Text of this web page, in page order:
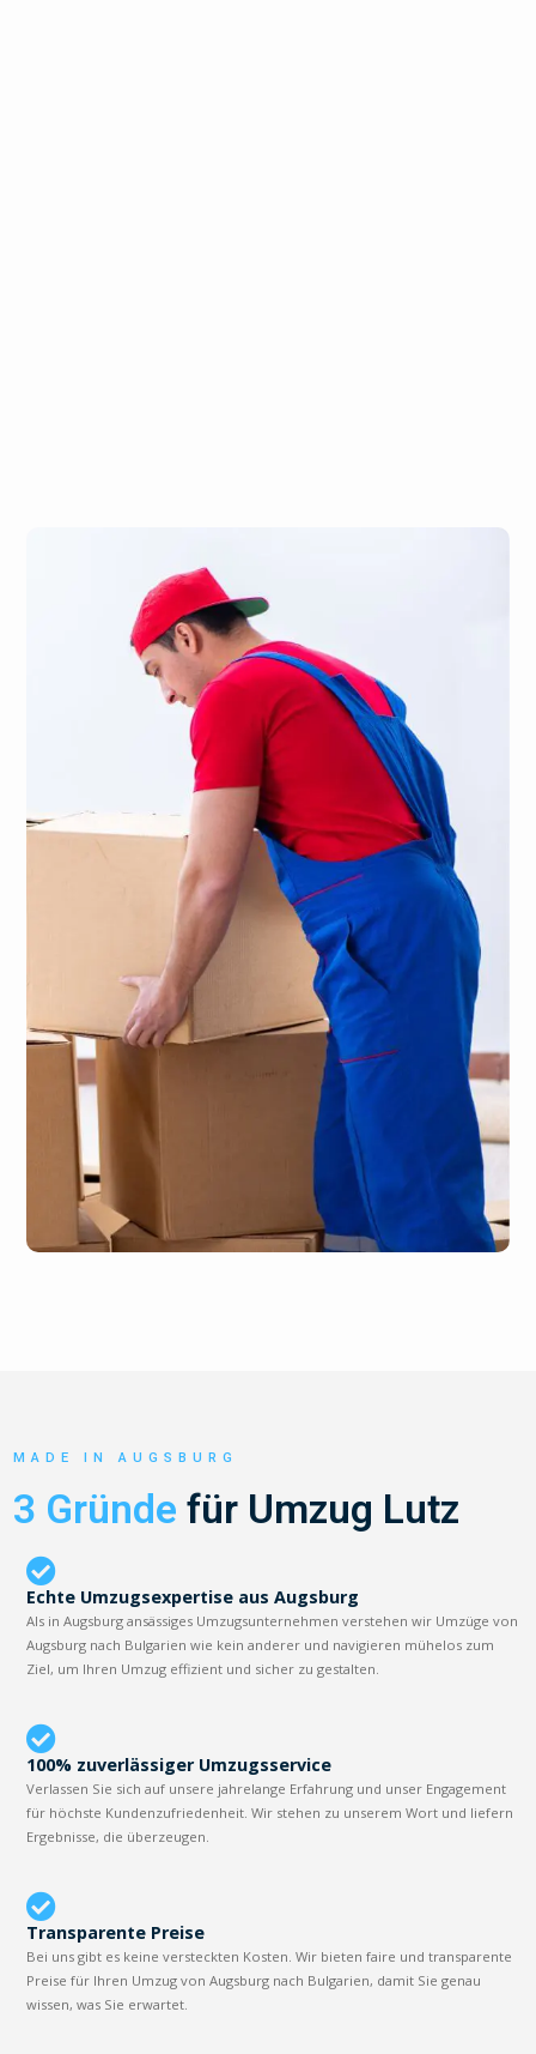
MADE IN AUGSBURG
3 Gründe für Umzug Lutz
Echte Umzugsexpertise aus Augsburg
Als in Augsburg ansässiges Umzugsunternehmen verstehen wir Umzüge von
Augsburg nach Bulgarien wie kein anderer und navigieren mühelos zum
Ziel, um Ihren Umzug effizient und sicher zu gestalten.
100% zuverlässiger Umzugsservice
Verlassen Sie sich auf unsere jahrelange Erfahrung und unser Engagement
für höchste Kundenzufriedenheit. Wir stehen zu unserem Wort und liefern
Ergebnisse, die überzeugen.
Transparente Preise
Bei uns gibt es keine versteckten Kosten. Wir bieten faire und transparente
Preise für Ihren Umzug von Augsburg nach Bulgarien, damit Sie genau
wissen, was Sie erwartet.